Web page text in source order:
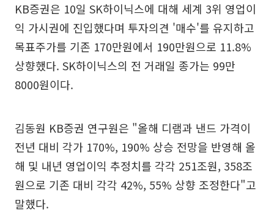
KB증권은 10일 SK하이닉스에 대해 세계 3위 영업이
익 가시권에 진입했다며 투자의견 '매수'를 유지하고
목표주가를 기존 170만원에서 190만원으로 11.8%
상향했다. SK하이닉스의 전 거래일 종가는 99만
8000원이다.
김동원 KB증권 연구원은 "올해 디램과 낸드 가격이
전년 대비 각가 170%, 190% 상승 전망을 반영해 올
해 및 내년 영업이익 추정치를 각각 251조원, 358조
원으로 기존 대비 각각 42%, 55% 상향 조정한다"고
말했다.